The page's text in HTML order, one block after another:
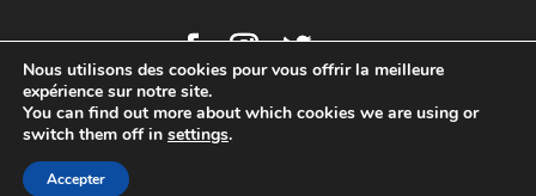
Site créé par l'Agence Backstages | Loïc Cousin Photographe
Professionnel, N°SIRET : 520465949 00029 | 2020 © TOUTES PHOTOS
SUR CE SITE SONT SOUMISES A UN COPYRIGHT ©
Nous utilisons des cookies pour vous offrir la meilleure
expérience sur notre site.
You can find out more about which cookies we are using or
switch them off in settings.
Accepter